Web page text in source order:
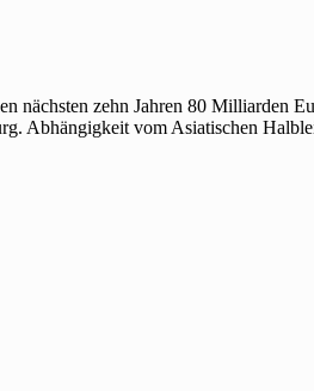
zehn Jahren 80 Milliarden
Abhängigkeit vom Asiatischen